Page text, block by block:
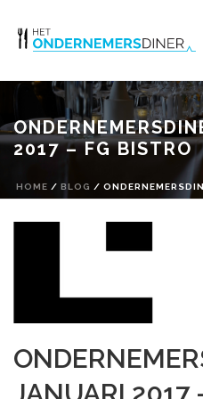
2017 – FG BISTRO
HOME / BLOG /